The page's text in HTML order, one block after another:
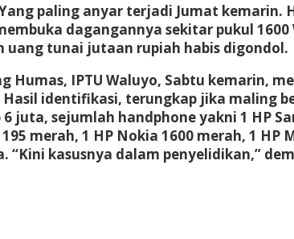
paling anyar terjadi Jumat kemarin.
dagangannya sekitar pukul
uang tunai jutaan rupiah habis digondol.
Humas, IPTU Waluyo, Sabtu kemarin,
identifikasi, terungkap jika maling
sejumlah handphone yakni 1 HP
merah, 1 HP Nokia 1600 merah, 1
kasusnya dalam penyelidikan,”